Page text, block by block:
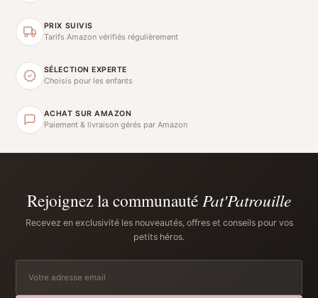
PRIX SUIVIS
Tarifs Amazon vérifiés régulièrement
SÉLECTION EXPERTE
Choisis pour les enfants
ACHAT SUR AMAZON
Paiement & livraison gérés par Amazon
Rejoignez la communauté Pat'Patrouille
Recevez en exclusivité les nouveautés, offres et conseils pour vos
petits héros.